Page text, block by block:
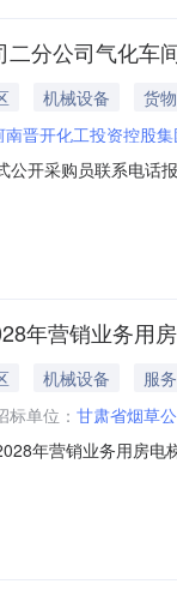
分公司气化
机械设备
货物
南晋开化工投资控股
公开采购员联系电话
额度：0.0元三、
年营销业务用
机械设备
服务
标单位： 甘肃省烟草
年营销业务用房
业自筹，采购人为